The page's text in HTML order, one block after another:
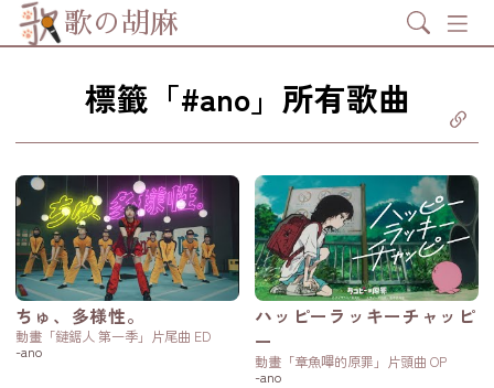
歌の胡麻 Search
標籤「#ano」所有歌曲
結
ちゅ、多様性。
動畫「鏈鋸人 第一季」片尾曲 ED
-ano
ハッピーラッキーチャッピ
ー
動畫「章魚嗶的原罪」片頭曲 OP
-ano